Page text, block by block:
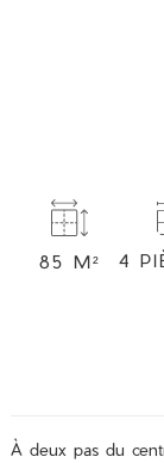
85 M² 4
À deux pas du